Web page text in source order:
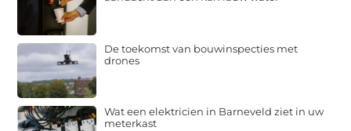
De toekomst van bouwinspecties met
drones
Wat een elektricien in Barneveld ziet in uw
meterkast